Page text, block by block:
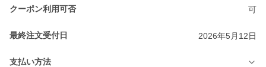
クーポン利用可否 可
最終注文受付日 2026年5月12日
支払い方法